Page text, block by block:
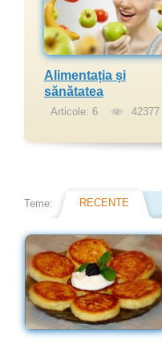
Alimentația și
sănătatea
Articole: 6 42377
Teme: RECENTE